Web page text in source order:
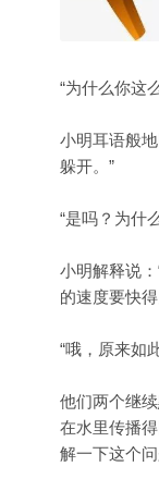
“为什么你这
小明耳语般
躲开。”
“是吗？为什
小明解释说
的速度要快
“哦，原来如
他们两个继
在水里传播
解一下这个问